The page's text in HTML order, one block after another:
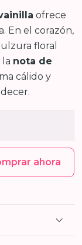
ofrece
En el corazón,
floral
la nota de
cálido y
ahora